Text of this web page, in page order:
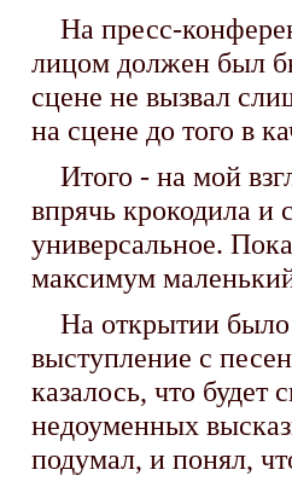
На пресс-
лицом должен был
сцене не вызвал
на сцене до того в
Итого - на мой
впрячь крокодила и
универсальное.
максимум
На открытии было
выступление с
казалось, что будет
недоуменных
подумал, и понял,